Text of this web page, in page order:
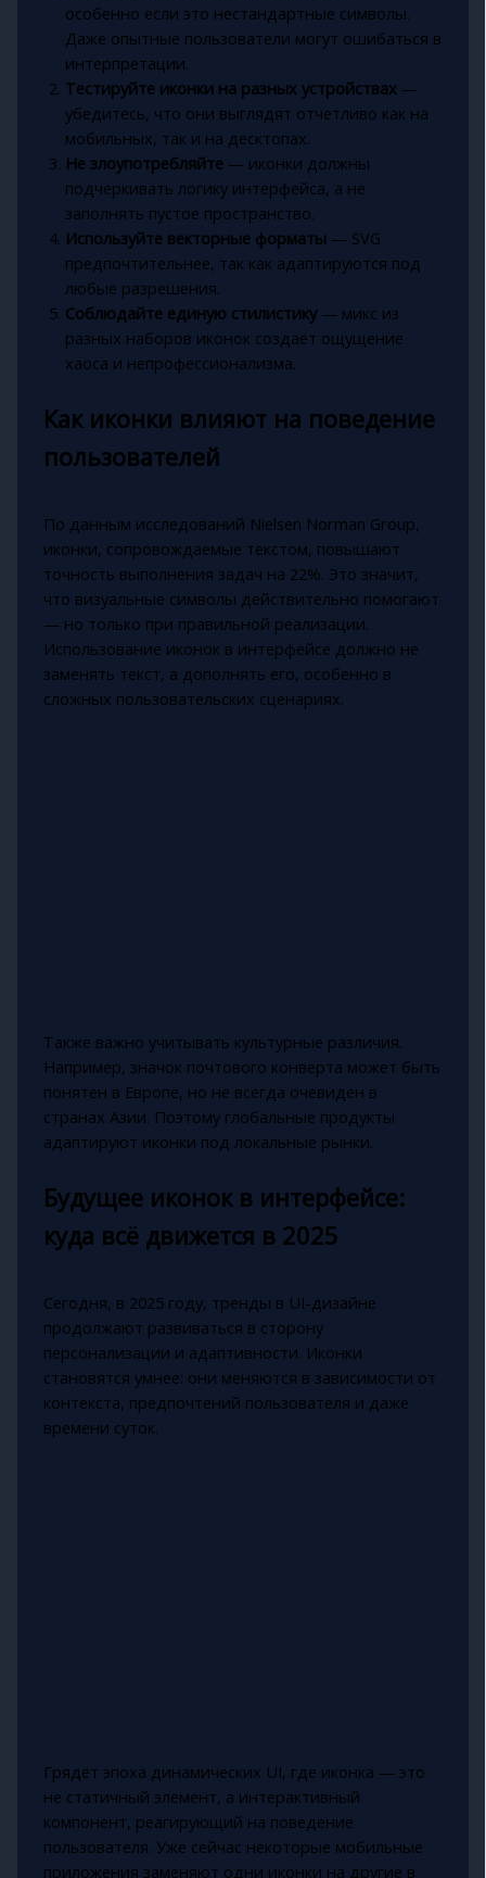
особенно если это нестандартные символы.
Даже опытные пользователи могут ошибаться в
интерпретации.
Тестируйте иконки на разных устройствах —
убедитесь, что они выглядят отчетливо как на
мобильных, так и на десктопах.
Не злоупотребляйте— иконки должны
подчеркивать логику интерфейса, а не
заполнять пустое пространство.
Используйте векторные форматы— SVG
предпочтительнее, так как адаптируются под
любые разрешения.
Соблюдайте единую стилистику— микс из
разных наборов иконок создаёт ощущение
хаоса и непрофессионализма.
Как иконки влияют на поведение
пользователей
По данным исследований Nielsen Norman Group,
иконки, сопровождаемые текстом, повышают
точность выполнения задач на 22%. Это значит,
что визуальные символы действительно помогают
— но только при правильной реализации.
Использование иконок в интерфейсе должно не
заменять текст, а дополнять его, особенно в
сложных пользовательских сценариях.
Также важно учитывать культурные различия.
Например, значок почтового конверта может быть
понятен в Европе, но не всегда очевиден в
странах Азии. Поэтому глобальные продукты
адаптируют иконки под локальные рынки.
Будущее иконок в интерфейсе:
куда всё движется в 2025
Сегодня, в 2025 году, тренды в UI-дизайне
продолжают развиваться в сторону
персонализации и адаптивности. Иконки
становятся умнее: они меняются в зависимости от
контекста, предпочтений пользователя и даже
времени суток.
Грядёт эпоха динамических UI, где иконка — это
не статичный элемент, а интерактивный
компонент, реагирующий на поведение
пользователя. Уже сейчас некоторые мобильные
приложения заменяют одни иконки на другие в